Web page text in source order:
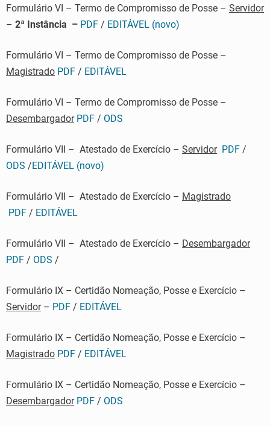
Formulário VI – Termo de Compromisso de Posse – Servidor
– 2ª Instância – PDF / EDITÁVEL (novo)
Formulário VI – Termo de Compromisso de Posse –
Magistrado PDF / EDITÁVEL
Formulário VI – Termo de Compromisso de Posse –
Desembargador PDF / ODS
Formulário VII – Atestado de Exercício – Servidor PDF /
ODS /EDITÁVEL (novo)
Formulário VII – Atestado de Exercício – Magistrado
PDF / EDITÁVEL
Formulário VII – Atestado de Exercício – Desembargador
PDF / ODS /
Formulário IX – Certidão Nomeação, Posse e Exercício –
Servidor– PDF / EDITÁVEL
Formulário IX – Certidão Nomeação, Posse e Exercício –
Magistrado PDF / EDITÁVEL
Formulário IX – Certidão Nomeação, Posse e Exercício –
Desembargador PDF / ODS